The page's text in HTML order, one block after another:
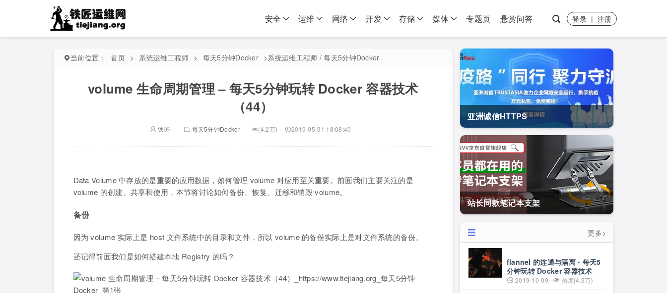
安全 运维 网络 开发 存储 媒体 专题页 悬赏问答 登录 | 注册
当前位置： 首页 > 系统运维工程师 > 每天5分钟Docker >系统运维工程师 / 每天5分钟Docker
volume 生命周期管理 – 每天5分钟玩转 Docker 容器技术
（44）
铁匠 每天5分钟Docker (4.2万) 2019-05-31 18:08:40
Data Volume 中存放的是重要的应用数据，如何管理 volume 对应用至关重要。前面我们主要关注的是
volume 的创建、共享和使用，本节将讨论如何备份、恢复、迁移和销毁 volume。
备份
因为 volume 实际上是 host 文件系统中的目录和文件，所以 volume 的备份实际上是对文件系统的备份。
还记得前面我们是如何搭建本地 Registry 的吗？
亚洲诚信HTTPS
站长同款笔记本支架
更多>
flannel 的连通与隔离 - 每天5
分钟玩转 Docker 容器技术
（61）
2019-10-09 热度{4.3万}